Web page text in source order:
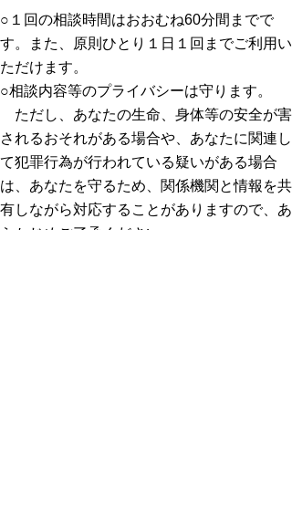
○１回の相談時間はおおむね60分間までで
す。また、原則ひとり１日１回までご利用い
ただけます。
○相談内容等のプライバシーは守ります。
ただし、あなたの生命、身体等の安全が害
されるおそれがある場合や、あなたに関連し
て犯罪行為が行われている疑いがある場合
は、あなたを守るため、関係機関と情報を共
有しながら対応することがありますので、あ
らかじめご了承ください。